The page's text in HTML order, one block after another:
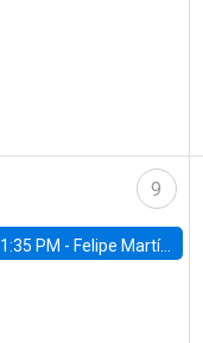
9
1:35 PM - Felipe Martínez, alumno Doctorado en Economía UC